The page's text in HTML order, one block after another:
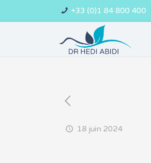
+33 (0)1 84 800 400
18 juin 2024